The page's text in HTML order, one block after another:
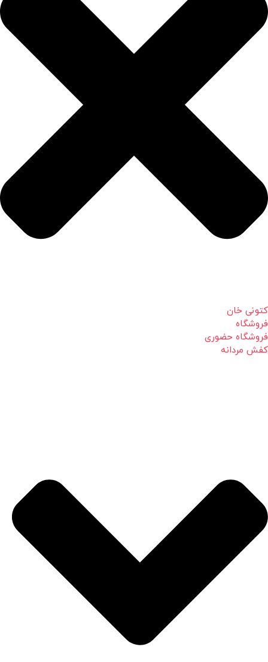
کتونی خان
فروشگاه
فروشگاه حضوری
کفش مردانه